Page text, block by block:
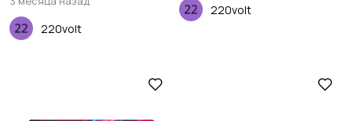
220volt
220volt